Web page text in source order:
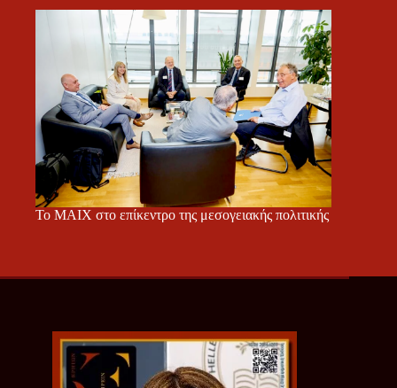
Το ΜΑΙΧ στο επίκεντρο της μεσογειακής πολιτικής